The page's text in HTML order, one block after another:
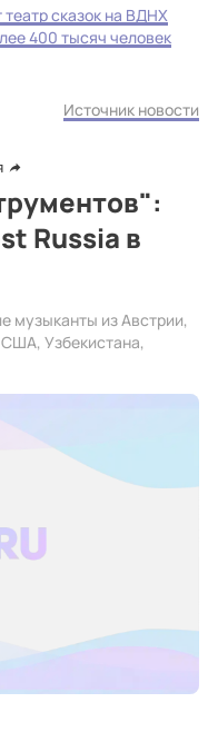
сказок на ВДНХ
400 тысяч человек
Источник новости
Russia в
музыканты из Австрии,
Узбекистана,